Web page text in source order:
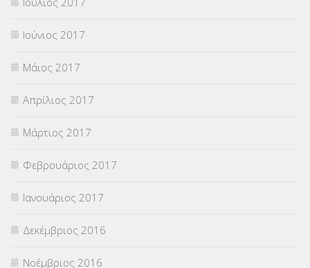
Ιούνιος 2017
Μάιος 2017
Απρίλιος 2017
Μάρτιος 2017
Φεβρουάριος 2017
Ιανουάριος 2017
Δεκέμβριος 2016
Νοέμβριος 2016